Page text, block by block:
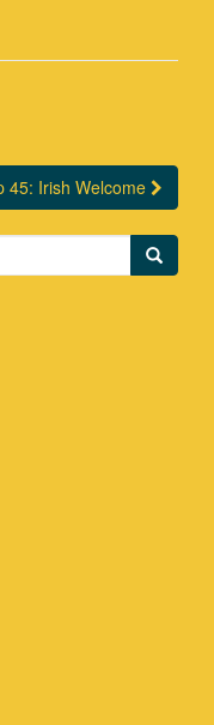
45: Irish Welcome